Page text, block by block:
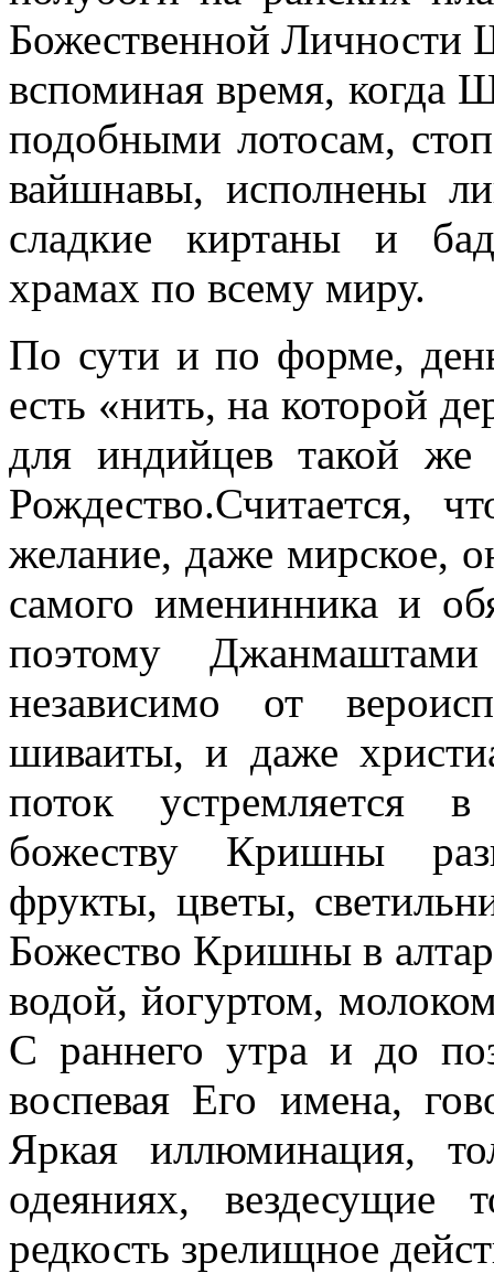
Божественной Личности
вспоминая время, когда
подобными лотосам,
вайшнавы, исполнены
сладкие киртаны и
храмах по всему миру.
По сути и по форме,
есть «нить, на которой
для индийцев такой же
Рождество.Считается,
желание, даже мирское,
самого именинника и
поэтому
независимо от
шиваиты, и даже
поток устремляется
божеству Кришны
фрукты, цветы,
Божество Кришны в
водой, йогуртом,
С раннего утра и до
воспевая Его имена,
Яркая иллюминация,
одеяниях,
редкость зрелищное